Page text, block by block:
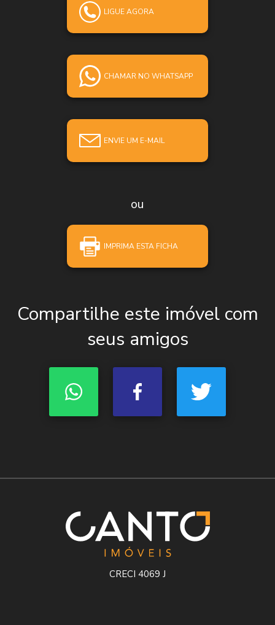
LIGUE AGORA
CHAMAR NO WHATSAPP
ENVIE UM E-MAIL
ou
IMPRIMA ESTA FICHA
Compartilhe este imóvel com
seus amigos
CRECI 4069 J